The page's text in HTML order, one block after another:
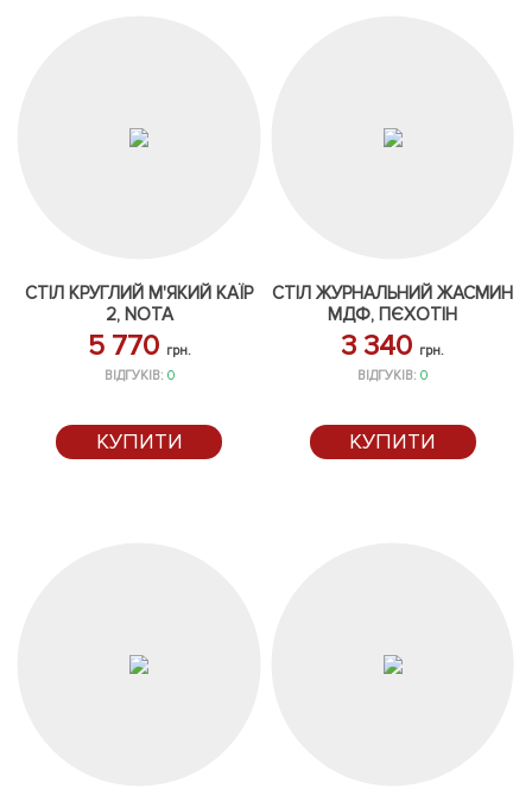
СТІЛ КРУГЛИЙ М'ЯКИЙ КАЇР
2, NOTA
5 770 грн.
ВІДГУКІВ: 0
КУПИТИ
СТІЛ ЖУРНАЛЬНИЙ ЖАСМИН
МДФ, ПЄХОТІН
3 340 грн.
ВІДГУКІВ:0
КУПИТИ